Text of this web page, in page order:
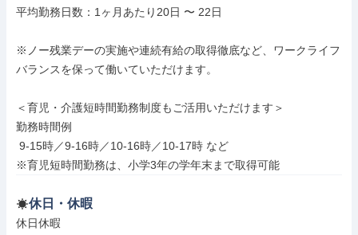
平均勤務日数：1ヶ月あたり20日 〜 22日
※ノー残業デーの実施や連続有給の取得徹底など、ワークライフ
バランスを保って働いていただけます。
＜育児・介護短時間勤務制度もご活用いただけます＞
勤務時間例
※育児短時間勤務は、小学3年の学年末まで取得可能
休日・休暇
休日休暇